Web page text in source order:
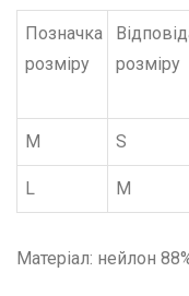
Позначка
розміру
розміру
M S
L M
Матеріал: нейлон